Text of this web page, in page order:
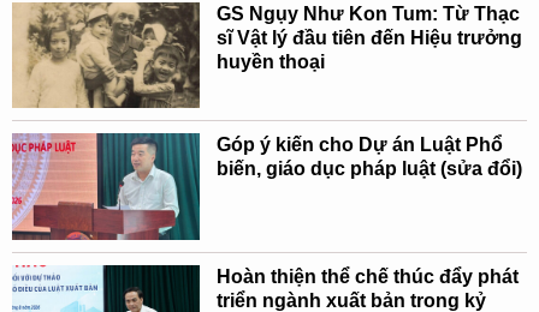
GS Ngụy Như Kon Tum: Từ Thạc
sĩ Vật lý đầu tiên đến Hiệu trưởng
huyền thoại
Góp ý kiến cho Dự án Luật Phổ
biến, giáo dục pháp luật (sửa đổi)
Hoàn thiện thể chế thúc đẩy phát
triển ngành xuất bản trong kỷ